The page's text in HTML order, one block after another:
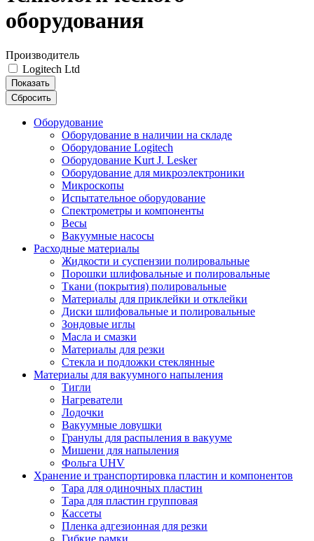
оборудования
Производитель
Logitech Ltd
Показать
Сбросить
Оборудование
Оборудование в наличии на складе
Оборудование Logitech
Оборудование Kurt J. Lesker
Оборудование для микроэлектроники
Микроскопы
Испытательное оборудование
Спектрометры и компоненты
Весы
Вакуумные насосы
Расходные материалы
Жидкости и суспензии полировальные
Порошки шлифовальные и полировальные
Ткани (покрытия) полировальные
Материалы для приклейки и отклейки
Диски шлифовальные и полировальные
Зондовые иглы
Масла и смазки
Материалы для резки
Стекла и подложки стеклянные
Материалы для вакуумного напыления
Тигли
Нагреватели
Лодочки
Вакуумные ловушки
Гранулы для распыления в вакууме
Мишени для напыления
Фольга UHV
Хранение и транспортировка пластин и компонентов
Тара для одиночных пластин
Тара для пластин групповая
Кассеты
Пленка адгезионная для резки
Гибкие рамки